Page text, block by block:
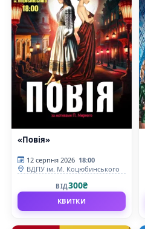
«Повія»
12 серпня 2026 18:00
ВДПУ ім. М. Коцюбинського
ВІД300₴
КВИТКИ